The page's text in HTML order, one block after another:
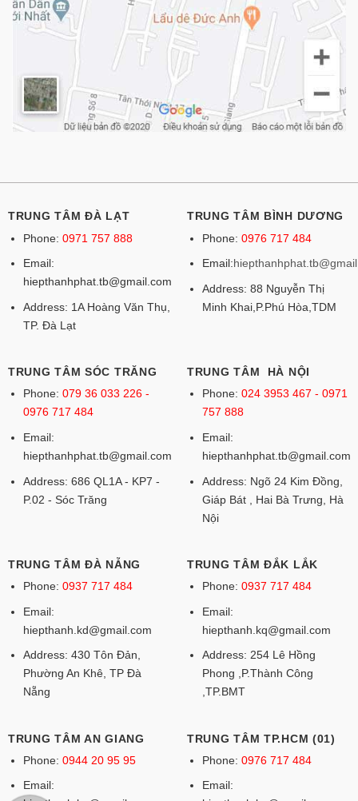
TRUNG TÂM ĐÀ LẠT
Phone: 0971 757 888
Email:
hiepthanhphat.tb@gmail.com
Address: 1A Hoàng Văn Thụ,
TP. Đà Lạt
TRUNG TÂM BÌNH DƯƠNG
Phone: 0976 717 484
Email:
Address: 88 Nguyễn Thị
Minh Khai,P.Phú Hòa,TDM
TRUNG TÂM SÓC TRĂNG
Phone: 079 36 033 226 -
0976 717 484
Email:
hiepthanhphat.tb@gmail.com
Address: 686 QL1A - KP7 -
P.02 - Sóc Trăng
TRUNG TÂM HÀ NỘI
Phone: 024 3953 467 - 0971
757 888
Email:
hiepthanhphat.tb@gmail.com
Address: Ngõ 24 Kim Đồng,
Giáp Bát , Hai Bà Trưng, Hà
Nội
TRUNG TÂM ĐÀ NẴNG
Phone: 0937 717 484
Email:
hiepthanh.kd@gmail.com
Address: 430 Tôn Đản,
Phường An Khê, TP Đà
Nẵng
TRUNG TÂM ĐẮK LẮK
Phone: 0937 717 484
Email:
hiepthanh.kq@gmail.com
Address: 254 Lê Hồng
Phong ,P.Thành Công
,TP.BMT
TRUNG TÂM AN GIANG
Phone: 0944 20 95 95
Email:
TRUNG TÂM TP.HCM (01)
Phone: 0976 717 484
Email: